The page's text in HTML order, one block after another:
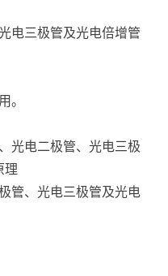
电三极管及光电倍增管
。
光电二极管、光电三极
理
管、光电三极管及光电